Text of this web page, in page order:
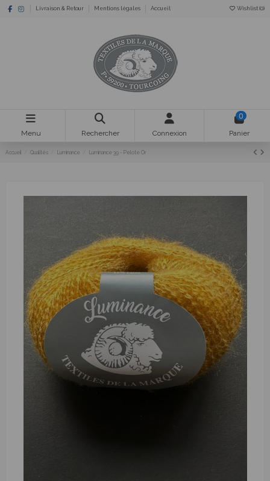
Livraison & Retour Mentions légales Accueil Wishlist (0)
Menu Rechercher Connexion
0
Panier
Accueil Qualités Luminance Luminance 39 - Pelote Or